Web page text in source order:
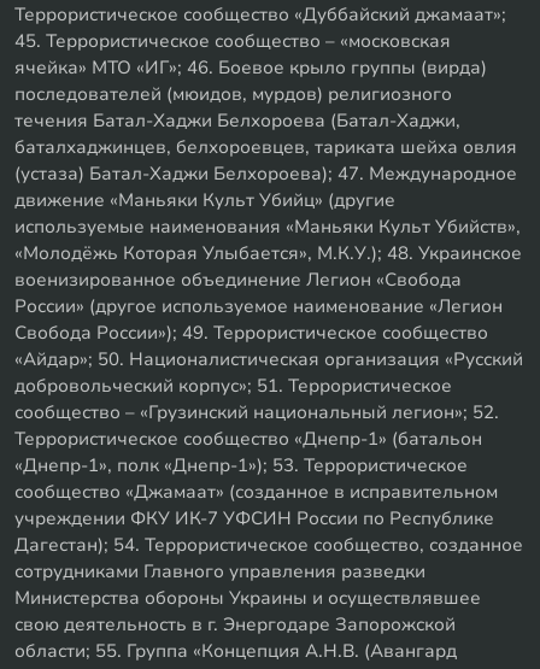
Террористическое сообщество «Дуббайский джамаат»;
45. Террористическое сообщество – «московская
ячейка» МТО «ИГ»; 46. Боевое крыло группы (вирда)
последователей (мюидов, мурдов) религиозного
течения Батал-Хаджи Белхороева (Батал-Хаджи,
баталхаджинцев, белхороевцев, тариката шейха овлия
(устаза) Батал-Хаджи Белхороева); 47. Международное
движение «Маньяки Культ Убийц» (другие
используемые наименования «Маньяки Культ Убийств»,
«Молодёжь Которая Улыбается», М.К.У.); 48. Украинское
военизированное объединение Легион «Свобода
России» (другое используемое наименование «Легион
Свобода России»); 49. Террористическое сообщество
«Айдар»; 50. Националистическая организация «Русский
добровольческий корпус»; 51. Террористическое
сообщество – «Грузинский национальный легион»; 52.
Террористическое сообщество «Днепр-1» (батальон
«Днепр-1», полк «Днепр-1»); 53. Террористическое
сообщество «Джамаат» (созданное в исправительном
учреждении ФКУ ИК-7 УФСИН России по Республике
Дагестан); 54. Террористическое сообщество, созданное
сотрудниками Главного управления разведки
Министерства обороны Украины и осуществлявшее
свою деятельность в г. Энергодаре Запорожской
области; 55. Группа «Концепция А.Н.В. (Авангард